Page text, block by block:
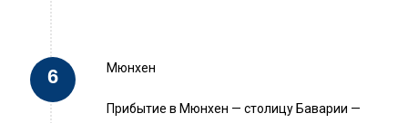
Мюнхен
Прибытие в Мюнхен — столицу Баварии —